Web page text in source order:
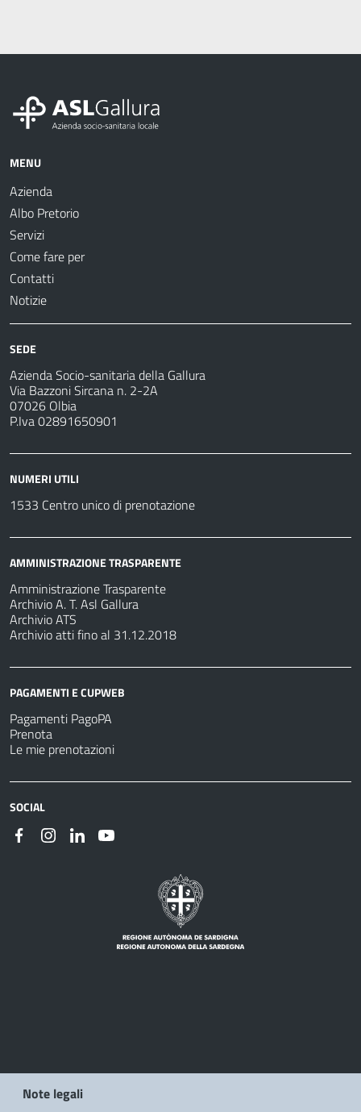
MENU
Azienda
Albo Pretorio
Servizi
Come fare per
Contatti
Notizie
SEDE
Azienda Socio-sanitaria della Gallura
Via Bazzoni Sircana n. 2-2A
07026 Olbia
P.Iva 02891650901
NUMERI UTILI
1533 Centro unico di prenotazione
AMMINISTRAZIONE TRASPARENTE
Amministrazione Trasparente
Archivio A. T. Asl Gallura
Archivio ATS
Archivio atti fino al 31.12.2018
PAGAMENTI E CUPWEB
Pagamenti PagoPA
Prenota
Le mie prenotazioni
SOCIAL
Note legali